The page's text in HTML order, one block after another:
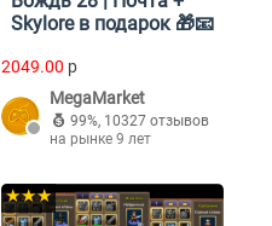
Skylore в подарок 🎁📧
2049.00 p
MegaMarket
99%, 10327 отзывов
на рынке 9 лет
★★★